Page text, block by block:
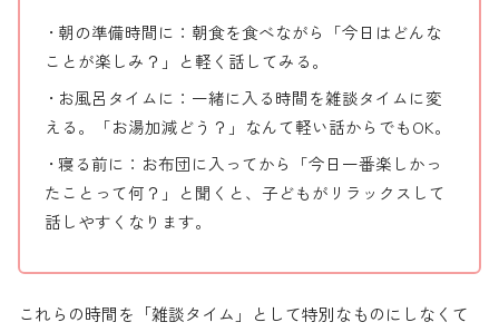
• 朝の準備時間に：朝食を食べながら「今日はどんな
ことが楽しみ？」と軽く話してみる。
• お風呂タイムに：一緒に入る時間を雑談タイムに変
える。「お湯加減どう？」なんて軽い話からでもOK。
• 寝る前に：お布団に入ってから「今日一番楽しかっ
たことって何？」と聞くと、子どもがリラックスして
話しやすくなります。
これらの時間を「雑談タイム」として特別なものにしなくて